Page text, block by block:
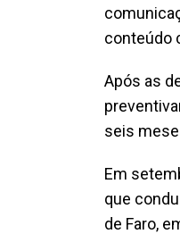
conteúdo
Após as
seis
Em
que
de Faro,